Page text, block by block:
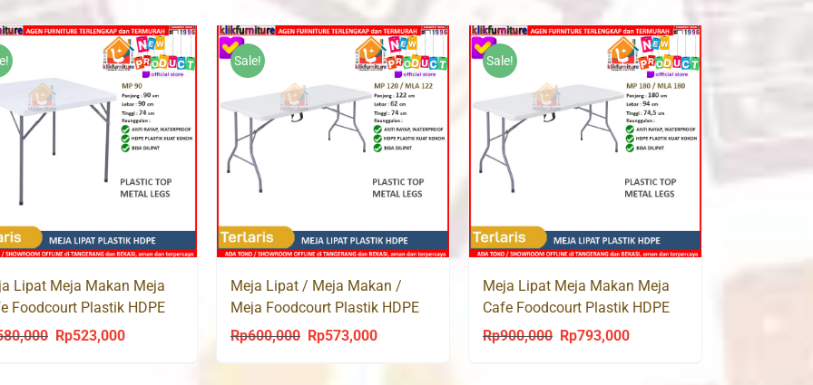
Lipat Meja Makan Meja
Foodcourt Plastik HDPE
Original
Rp523,000Current
Sale!
Meja Lipat / Meja Makan /
Meja Foodcourt Plastik HDPE
MLPT122 / MP120
Rp600,000
Original
Rp573,000Current
Sale!
Meja Lipat Meja Makan Meja
Cafe Foodcourt Plastik HDPE
MP180
Rp900,000
Original
Rp793,000Current